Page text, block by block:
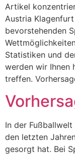
Artikel
Austria
bevorstehenden
Statistiken und
werden wir Ihnen
treffen.
In der
den letzten
gesorgt hat. Bei